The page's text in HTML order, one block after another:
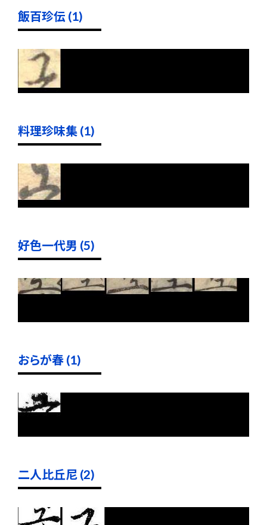
飯百珍伝 (1)
料理珍味集 (1)
好色一代男 (5)
おらが春 (1)
二人比丘尼 (2)